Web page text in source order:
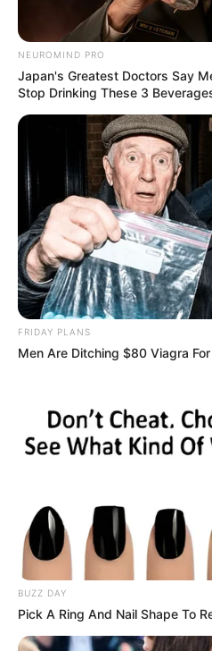
NEUROMIND PRO
Japan's Greatest Doctors Say
Stop Drinking These 3
FRIDAY PLANS
Men Are Ditching $80 Viagra
BUZZ DAY
Pick A Ring And Nail Shape To